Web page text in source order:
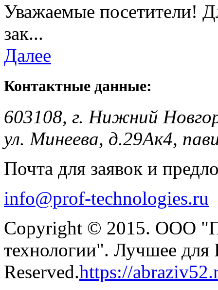
Уважаемые посетители!
зак...
Далее
Контактные данные:
603108, г. Нижний
ул. Минеева, д.29Ак4,
Почта для заявок и
info@prof-technologies.ru
Copyright © 2015. ООО
технологии". Лучшее
Reserved.https://